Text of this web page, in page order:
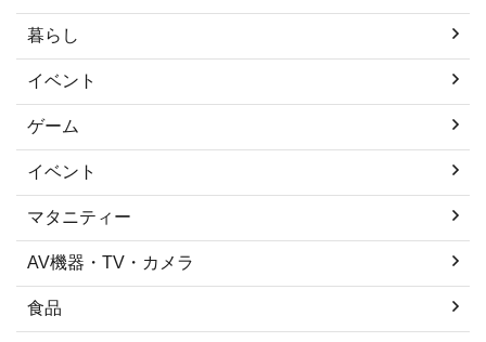
暮らし
イベント
ゲーム
イベント
マタニティー
AV機器・TV・カメラ
食品